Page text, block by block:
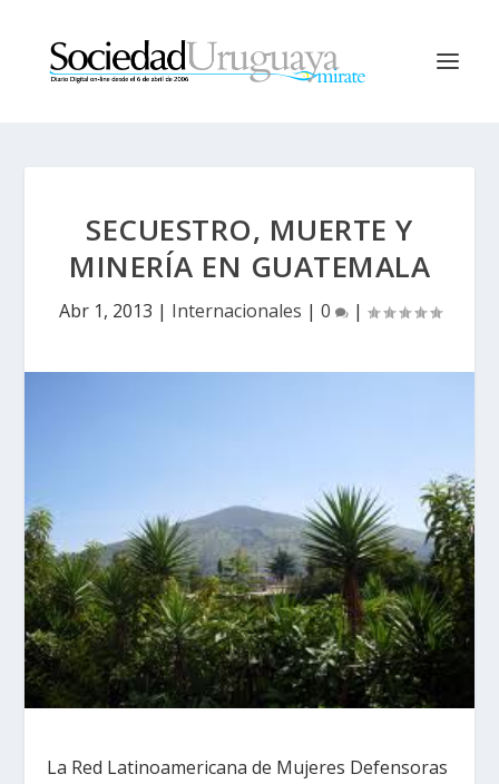
SECUESTRO, MUERTE Y
MINERÍA EN GUATEMALA
Abr 1, 2013 | Internacionales | 0 |
La Red Latinoamericana de Mujeres Defensoras